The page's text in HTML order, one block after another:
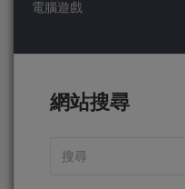
電腦遊戲
網站搜尋